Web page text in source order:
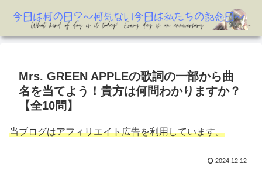
Mrs. GREEN APPLEの歌詞の一部から曲
名を当てよう！貴方は何問わかりますか？
【全10問】
当ブログはアフィリエイト広告を利用しています。
2024.12.12